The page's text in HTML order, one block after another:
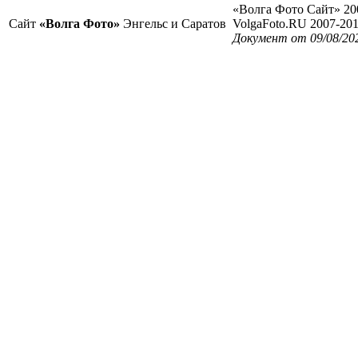
Сайт «Волга Фото» Энгельс и Саратов
«Волга Фото Сайт»
VolgaFoto.RU 2007-
Документ от 09/08/